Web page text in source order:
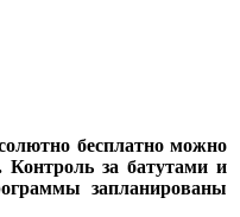
бесплатно можно
Контроль за батутами и
запланированы